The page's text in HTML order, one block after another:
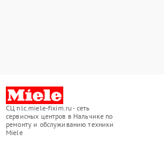
СЦ nlc.miele-fixim.ru - сеть
сервисных центров в Нальчике по
ремонту и обслуживанию техники
Miele